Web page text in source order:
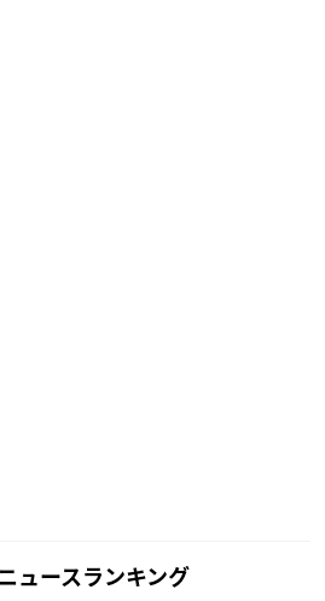
ュースランキング